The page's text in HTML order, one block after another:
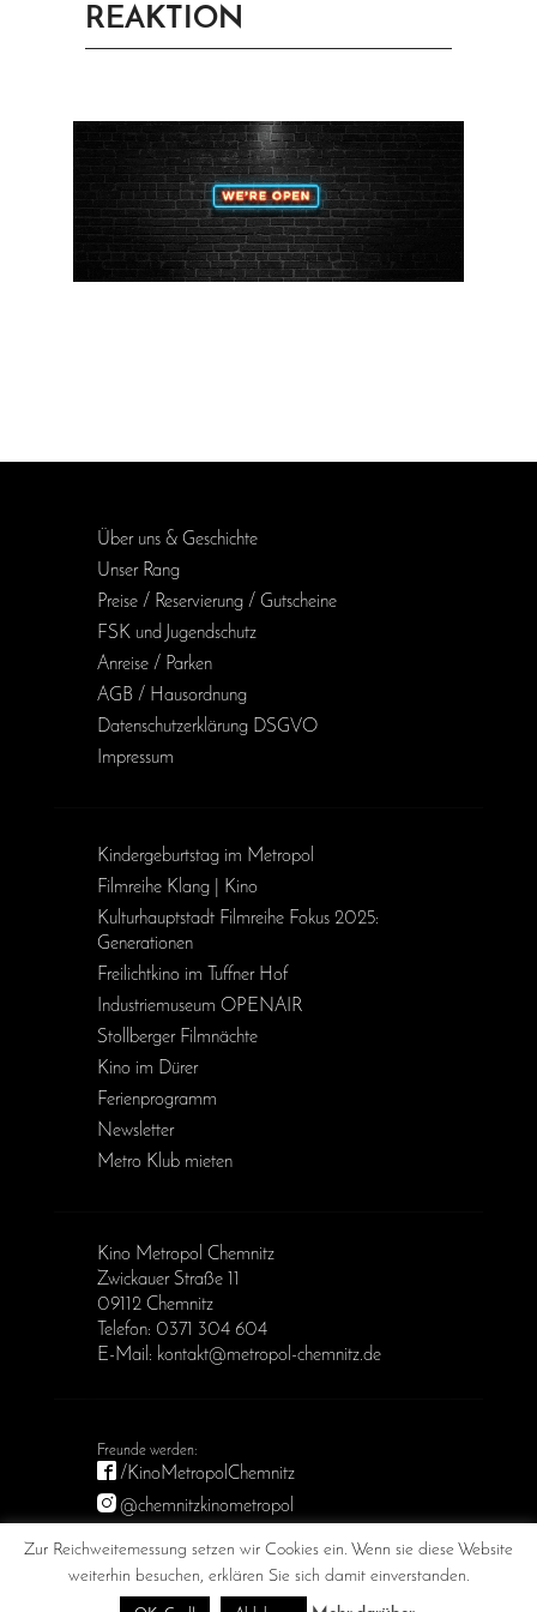
REAKTION
Über uns & Geschichte
Unser Rang
Preise / Reservierung / Gutscheine
FSK und Jugendschutz
Anreise / Parken
AGB / Haus­ordnung
Daten­schutz­erklärung DSGVO
Impressum
Kinder­geburts­tag im Metropol
Filmreihe Klang | Kino
Kulturhauptstadt Filmreihe Fokus 2025:
Generationen
Freilichtkino im Tuffner Hof
Industriemuseum OPENAIR
Stollberger Filmnächte
Kino im Dürer
Ferienprogramm
Newsletter
Metro Klub mieten
Kino Metropol Chemnitz
Zwickauer Straße 11
09112 Chemnitz
Telefon: 0371 304 604
E-Mail: kontakt@metropol-chemnitz.de
/KinoMetropolChemnitz
@chemnitzkinometropol
Zur Reichweitemessung setzen wir Cookies ein. Wenn sie diese Website
weiterhin besuchen, erklären Sie sich damit einverstanden.